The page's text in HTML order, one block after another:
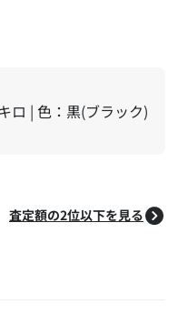
ロ | 色：黒(ブラック)
査定額の2位以下を見る